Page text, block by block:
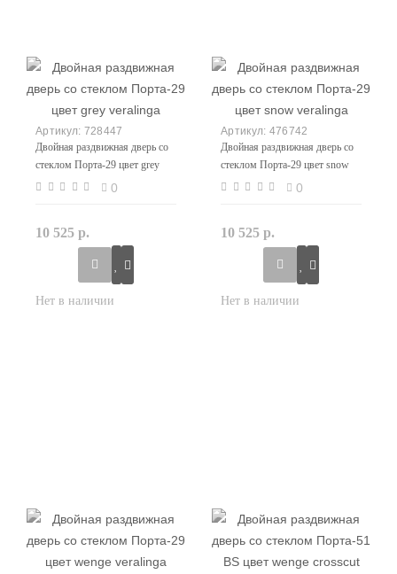
728447
Двойная раздвижная дверь со
стеклом Порта-29 цвет grey
veralinga
0
10 525 р.
476742
Двойная раздвижная дверь со
стеклом Порта-29 цвет snow
veralinga
0
10 525 р.